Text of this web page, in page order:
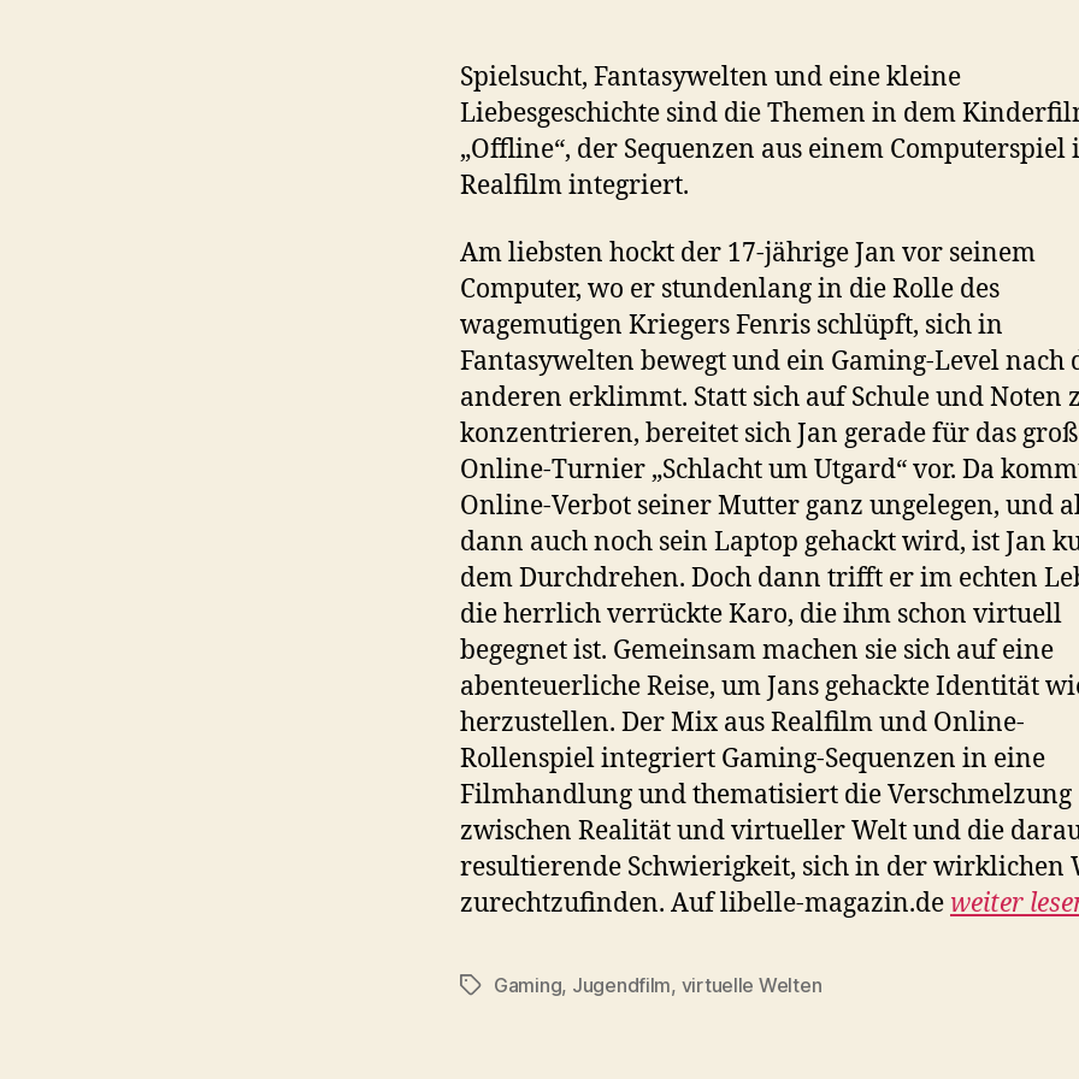
Spielsucht, Fantasywelten und eine kleine
Liebesgeschichte sind die Themen in dem
„Offline“, der Sequenzen aus einem Computerspiel
Realfilm integriert.
Am liebsten hockt der 17-jährige Jan vor seinem
Computer, wo er stundenlang in die Rolle des
wagemutigen Kriegers Fenris schlüpft, sich in
Fantasywelten bewegt und ein Gaming-Level nach
anderen erklimmt. Statt sich auf Schule und Noten
konzentrieren, bereitet sich Jan gerade für das
Online-Turnier „Schlacht um Utgard“ vor. Da
Online-Verbot seiner Mutter ganz ungelegen, und
dann auch noch sein Laptop gehackt wird, ist Jan
dem Durchdrehen. Doch dann trifft er im echten
die herrlich verrückte Karo, die ihm schon virtuell
begegnet ist. Gemeinsam machen sie sich auf eine
abenteuerliche Reise, um Jans gehackte Identität
herzustellen. Der Mix aus Realfilm und Online-
Rollenspiel integriert Gaming-Sequenzen in eine
Filmhandlung und thematisiert die Verschmelzung
zwischen Realität und virtueller Welt und die
resultierende Schwierigkeit, sich in der wirklichen
zurechtzufinden. Auf libelle-magazin.de weiter
Schlagwörter
Gaming, Jugendfilm, virtuelle Welten